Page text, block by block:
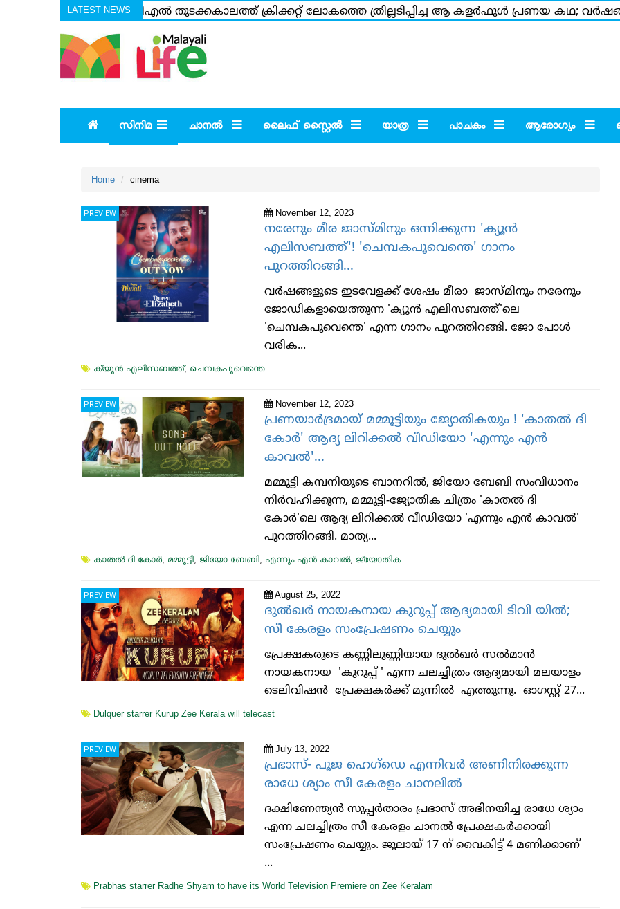
LATEST NEWSഐപിഎല്‍ തുടക്കകാലത്ത് ക്രിക്കറ്റ് ലോകത്തെ ത്രില്ലടിപ്പിച്ച ആ കളര്‍ഫുള്‍ പ്രണയ കഥ;
പോലും ആക്കിയിട്ടില്ല ഇതുവരെ; താന്‍ 1.5 കോടി ശമ്പളം വാങ്ങുന്നുണ്ട് എന്ന അശരീരി കേട്ട്
സിനിമ ചാനല്‍ ലൈഫ് സ്റ്റൈല്‍ യാത്ര പാചകം ആരോഗ്യം
Home cinema
PREVIEW November 12, 2023
നരേനും മീര ജാസ്മിനും ഒന്നിക്കുന്ന 'ക്യൂന്‍
എലിസബത്ത്'! 'ചെമ്പകപൂവെന്തെ' ഗാനം
പുറത്തിറങ്ങി...
വര്‍ഷങ്ങളുടെ ഇടവേളക്ക് ശേഷം മീരാ ജാസ്മിനും നരേനും
ജോഡികളായെത്തുന്ന 'ക്യൂന്‍ എലിസബത്ത്'ലെ
'ചെമ്പകപൂവെന്തെ' എന്ന ഗാനം പുറത്തിറങ്ങി. ജോ പോള്‍
വരിക...
ക്യൂന്‍ എലിസബത്ത്, ചെമ്പകപൂവെന്തെ
PREVIEW November 12, 2023
പ്രണയാർദ്രമായ് മമ്മൂട്ടിയും ജ്യോതികയും ! 'കാതൽ ദി
കോർ' ആദ്യ ലിറിക്കൽ വീഡിയോ 'എന്നും എൻ
കാവൽ'...
മമ്മൂട്ടി കമ്പനിയുടെ ബാനറിൽ, ജിയോ ബേബി സംവിധാനം
നിർവഹിക്കുന്ന, മമ്മുട്ടി-ജ്യോതിക ചിത്രം 'കാതൽ ദി
കോർ'ലെ ആദ്യ ലിറിക്കൽ വീഡിയോ 'എന്നും എൻ കാവൽ'
പുറത്തിറങ്ങി. മാത്യ...
കാതൽ ദി കോർ, മമ്മൂട്ടി, ജിയോ ബേബി, എന്നും എൻ കാവൽ, ജ്യോതിക
PREVIEW August 25, 2022
ദുൽഖർ നായകനായ കുറുപ്പ് ആദ്യമായി ടിവി യിൽ;
സീ കേരളം സംപ്രേഷണം ചെയ്യും
പ്രേക്ഷകരുടെ കണ്ണിലുണ്ണിയായ ദുൽഖർ സൽമാൻ
നായകനായ 'കുറുപ്പ് ' എന്ന ചലച്ചിത്രം ആദ്യമായി മലയാളം
ടെലിവിഷൻ പ്രേക്ഷകർക്ക് മുന്നിൽ എത്തുന്നു. ഓഗസ്റ്റ് 27...
Dulquer starrer Kurup Zee Kerala will telecast
PREVIEW July 13, 2022
പ്രഭാസ്- പൂജ ഹെഗ്ഡെ എന്നിവര്‍ അണിനിരക്കുന്ന
രാധേ ശ്യാം സീ കേരളം ചാനലില്‍
ദക്ഷിണേന്ത്യന്‍ സുപ്പര്‍താരം പ്രഭാസ് അഭിനയിച്ച രാധേ ശ്യാം
എന്ന ചലച്ചിത്രം സീ കേരളം ചാനല്‍ പ്രേക്ഷകര്‍ക്കായി
സംപ്രേഷണം ചെയ്യും. ജൂലായ് 17 ന് വൈകിട്ട് 4 മണിക്കാണ്
...
Prabhas starrer Radhe Shyam to have its World Television Premiere on Zee Keralam